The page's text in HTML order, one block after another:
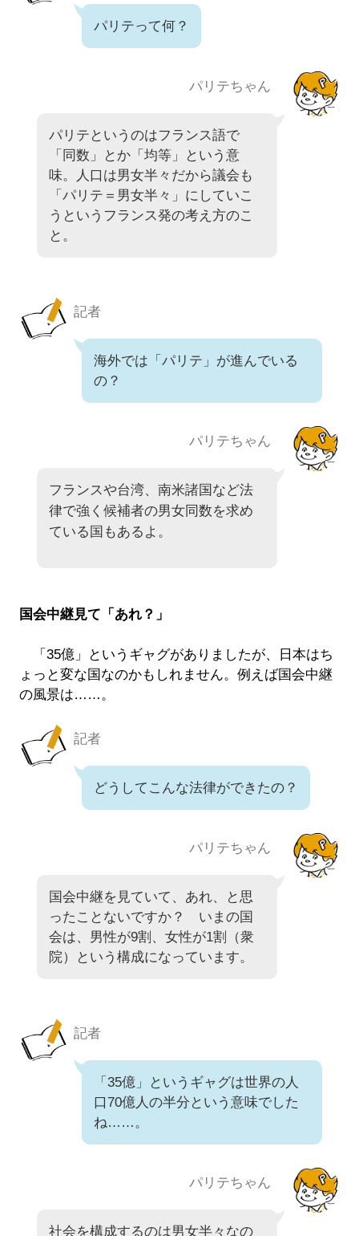
パリテって何？
パリテちゃん
パリテというのはフランス語で
「同数」とか「均等」という意
味。人口は男女半々だから議会も
「パリテ＝男女半々」にしていこ
うというフランス発の考え方のこ
と。
記者
海外では「パリテ」が進んでいる
の？
パリテちゃん
フランスや台湾、南米諸国など法
律で強く候補者の男女同数を求め
ている国もあるよ。
国会中継見て「あれ？」
「35億」というギャグがありましたが、日本はち
ょっと変な国なのかもしれません。例えば国会中継
の風景は……。
記者
どうしてこんな法律ができたの？
パリテちゃん
国会中継を見ていて、あれ、と思
ったことないですか？ いまの国
会は、男性が9割、女性が1割（衆
院）という構成になっています。
記者
「35億」というギャグは世界の人
口70億人の半分という意味でした
ね……。
パリテちゃん
社会を構成するのは男女半々なの